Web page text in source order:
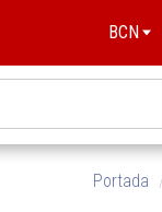
BCN
Portada